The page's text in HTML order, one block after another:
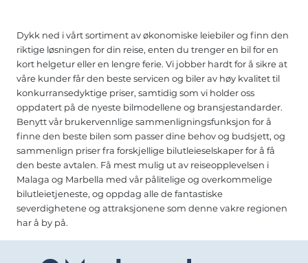
Dykk ned i vårt sortiment av økonomiske leiebiler og finn den
riktige løsningen for din reise, enten du trenger en bil for en
kort helgetur eller en lengre ferie. Vi jobber hardt for å sikre at
våre kunder får den beste servicen og biler av høy kvalitet til
konkurransedyktige priser, samtidig som vi holder oss
oppdatert på de nyeste bilmodellene og bransjestandarder.
Benytt vår brukervennlige sammenligningsfunksjon for å
finne den beste bilen som passer dine behov og budsjett, og
sammenlign priser fra forskjellige bilutleieselskaper for å få
den beste avtalen. Få mest mulig ut av reiseopplevelsen i
Malaga og Marbella med vår pålitelige og overkommelige
bilutleietjeneste, og oppdag alle de fantastiske
severdighetene og attraksjonene som denne vakre regionen
har å by på.